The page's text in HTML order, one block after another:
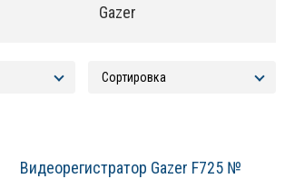
Gazer
Видеорегистратор Gazer F725 №